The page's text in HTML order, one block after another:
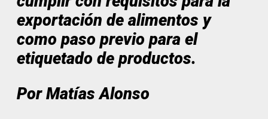
exportación de alimentos y
como paso previo para el
etiquetado de productos.
Por Matías Alonso